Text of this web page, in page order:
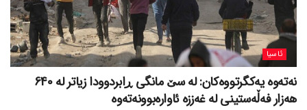
ئاسیا
نەتەوە یەکگرتووەکان: لە سێ مانگی ڕابردوودا زیاتر لە 640
هەزار فەڵەستینی لە غەززە ئاوارەبوونەتەوە